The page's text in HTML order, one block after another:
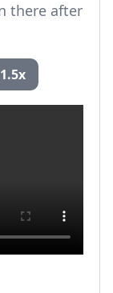
there after
1.5x